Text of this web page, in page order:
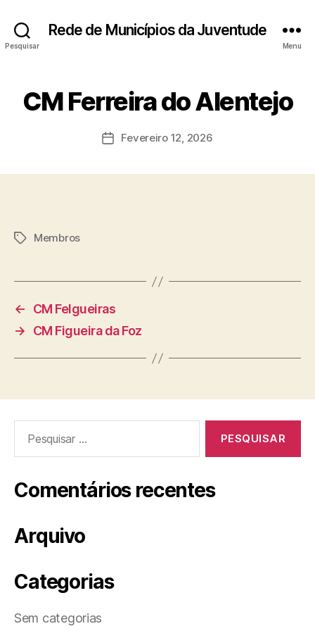
Pesquisar
Rede de Municípios da Juventude
Menu
CM Ferreira do Alentejo
DataFevereiro 12, 2026
Etiquetas
Membros
←
CM Felgueiras
→
CM Figueira da Foz
por:
Comentários recentes
Arquivo
Categorias
Sem categorias